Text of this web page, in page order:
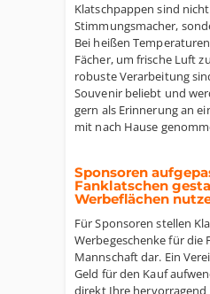
Klatschpappen sind
Stimmungsmacher,
Bei heißen
Fächer, um frische Luft
robuste Verarbeitung
Souvenir beliebt und
gern als Erinnerung an
mit nach Hause
Sponsoren
Fanklatschen
Werbeflächen
Für Sponsoren stellen
Werbegeschenke für die
Mannschaft dar. Ein
Geld für den Kauf
direkt Ihre hervorragend